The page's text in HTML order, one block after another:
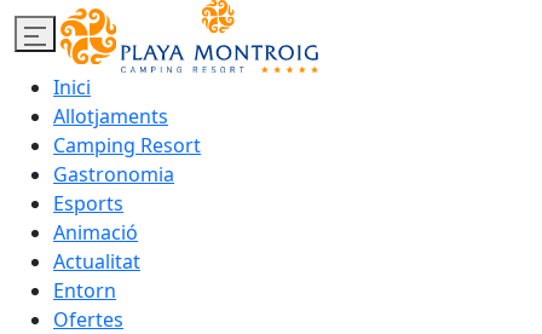
Inici
Allotjaments
Camping Resort
Gastronomia
Esports
Animació
Actualitat
Entorn
Ofertes